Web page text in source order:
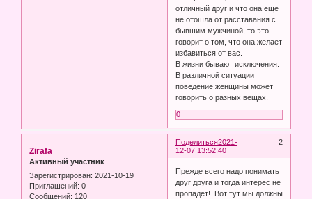
отличный друг и что она еще
не отошла от расставания с
бывшим мужчиной, то это
говорит о том, что она желает
избавиться от вас.
В жизни бывают исключения.
В различной ситуации
поведение женщины может
говорить о разных вещах.
0
Поделиться 2
2021-
12-07 13:52:40
Zirafa
Активный участник
Зарегистрирован: 2021-10-19
Приглашений: 0
Сообщений: 120
Прежде всего надо понимать
друг друга и тогда интерес не
пропадет! Вот тут мы должны